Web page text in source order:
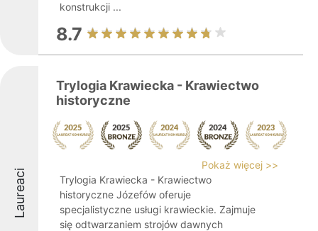
konstrukcji ...
8.7
Laureaci
Trylogia Krawiecka - Krawiectwo
historyczne
Pokaż więcej >>
Trylogia Krawiecka - Krawiectwo
historyczne Józefów oferuje
specjalistyczne usługi krawieckie. Zajmuje
się odtwarzaniem strojów dawnych